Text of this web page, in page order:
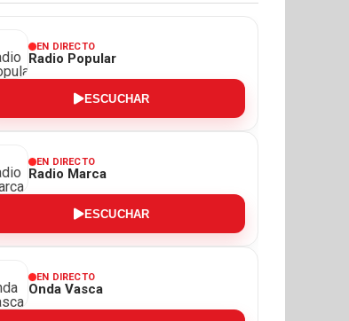
EN DIRECTO
Radio Popular
ESCUCHAR
EN DIRECTO
Radio Marca
ESCUCHAR
EN DIRECTO
Onda Vasca